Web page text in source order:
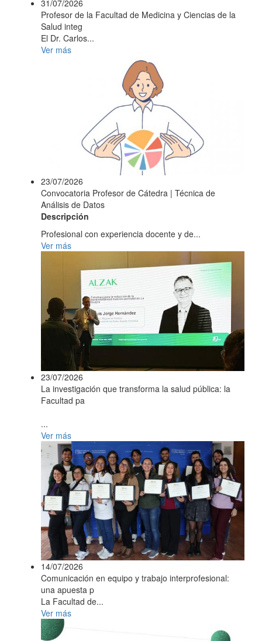
31/07/2026
Profesor de la Facultad de Medicina y Ciencias de la
Salud integ
El Dr. Carlos...
Ver más
23/07/2026
Convocatoria Profesor de Cátedra | Técnica de
Análisis de Datos
Descripción
Profesional con experiencia docente y de...
Ver más
23/07/2026
La investigación que transforma la salud pública: la
Facultad pa
...
Ver más
14/07/2026
Comunicación en equipo y trabajo interprofesional:
una apuesta p
La Facultad de...
Ver más